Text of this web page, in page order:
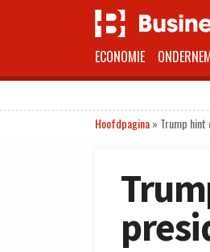
ECONOMIE
Hoofdpagina» Trump